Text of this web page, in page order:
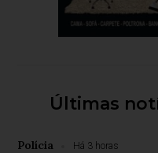
Últimas
Polícia Há 3 horas